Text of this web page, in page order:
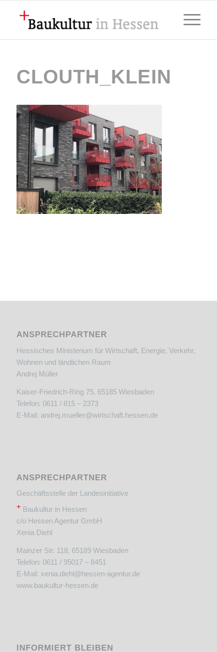
CLOUTH_KLEIN
ANSPRECHPARTNER
Hessisches Ministerium für Wirtschaft, Energie, Verkehr,
Wohnen und ländlichen Raum
Andrej Müller
Kaiser-Friedrich-Ring 75, 65185 Wiesbaden
Telefon: 0611 / 815 – 2373
E-Mail: andrej.mueller@wirtschaft.hessen.de
ANSPRECHPARTNER
Geschäftsstelle der Landesinitiative
+Baukultur in Hessen
c/o Hessen Agentur GmbH
Xenia Diehl
Mainzer Str. 118, 65189 Wiesbaden
Telefon: 0611 / 95017 – 8451
E-Mail: xenia.diehl@hessen-agentur.de
www.baukultur-hessen.de
INFORMIERT BLEIBEN